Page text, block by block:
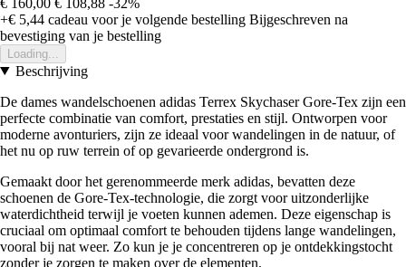
+€ 5,44 cadeau voor je volgende bestelling Bijgeschreven na
bevestiging van je bestelling
Loading...
Beschrijving
De dames wandelschoenen adidas Terrex Skychaser Gore-Tex zijn een
perfecte combinatie van comfort, prestaties en stijl. Ontworpen voor
moderne avonturiers, zijn ze ideaal voor wandelingen in de natuur, of
het nu op ruw terrein of op gevarieerde ondergrond is.
Gemaakt door het gerenommeerde merk adidas, bevatten deze
schoenen de Gore-Tex-technologie, die zorgt voor uitzonderlijke
waterdichtheid terwijl je voeten kunnen ademen. Deze eigenschap is
cruciaal om optimaal comfort te behouden tijdens lange wandelingen,
vooral bij nat weer. Zo kun je je concentreren op je ontdekkingstocht
zonder je zorgen te maken over de elementen.